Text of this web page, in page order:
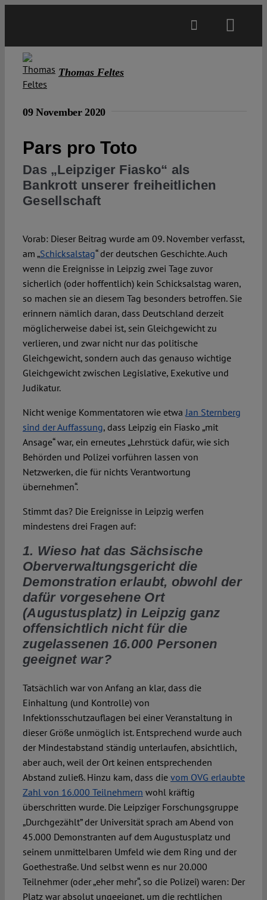
Open Access
Spotlight
Thomas Feltes
09 November 2020
Pars pro Toto
Das „Leipziger Fiasko“ als
Bankrott unserer freiheitlichen
Gesellschaft
Vorab: Dieser Beitrag wurde am 09. November verfasst,
am „Schicksalstag“ der deutschen Geschichte. Auch
wenn die Ereignisse in Leipzig zwei Tage zuvor
sicherlich (oder hoffentlich) kein Schicksalstag waren,
so machen sie an diesem Tag besonders betroffen. Sie
erinnern nämlich daran, dass Deutschland derzeit
möglicherweise dabei ist, sein Gleichgewicht zu
verlieren, und zwar nicht nur das politische
Gleichgewicht, sondern auch das genauso wichtige
Gleichgewicht zwischen Legislative, Exekutive und
Judikatur.
Nicht wenige Kommentatoren wie etwaJan Sternberg
sind der Auffassung, dass Leipzig ein Fiasko „mit
Ansage“ war, ein erneutes „Lehrstück dafür, wie sich
Behörden und Polizei vorführen lassen von
Netzwerken, die für nichts Verantwortung
übernehmen“.
Stimmt das? Die Ereignisse in Leipzig werfen
mindestens drei Fragen auf:
1. Wieso hat das Sächsische
Oberverwaltungsgericht die
Demonstration erlaubt, obwohl der
dafür vorgesehene Ort
(Augustusplatz) in Leipzig ganz
offensichtlich nicht für die
zugelassenen 16.000 Personen
geeignet war?
Tatsächlich war von Anfang an klar, dass die
Einhaltung (und Kontrolle) von
Infektionsschutzauflagen bei einer Veranstaltung in
dieser Größe unmöglich ist. Entsprechend wurde auch
der Mindestabstand ständig unterlaufen, absichtlich,
aber auch, weil der Ort keinen entsprechenden
Abstand zuließ. Hinzu kam, dass die vom OVG erlaubte
Zahl von 16.000 Teilnehmern wohl kräftig
überschritten wurde. Die Leipziger Forschungsgruppe
„Durchgezählt” der Universität sprach am Abend von
45.000 Demonstranten auf dem Augustusplatz und
seinem unmittelbaren Umfeld wie dem Ring und der
Goethestraße. Und selbst wenn es nur 20.000
Teilnehmer (oder „eher mehr“, so die Polizei) waren: Der
Platz war absolut ungeeignet, um die rechtlichen